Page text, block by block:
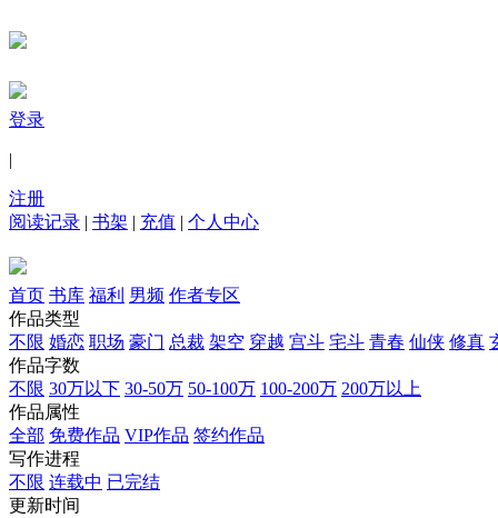
登录
|
注册
阅读记录 | 书架 | 充值 | 个人中心
首页 书库 福利 男频 作者专区
作品类型
不限 婚恋 职场 豪门 总裁 架空 穿越 宫斗 宅斗 青春 仙侠 修真
作品字数
不限 30万以下 30-50万 50-100万 100-200万 200万以上
作品属性
全部 免费作品 VIP作品 签约作品
写作进程
不限 连载中 已完结
更新时间